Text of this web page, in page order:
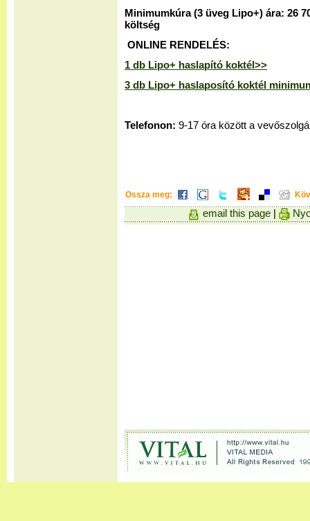
Minimumkúra (3 üveg Lipo+) ára: 26
költség
ONLINE RENDELÉS:
1 db Lipo+ haslapító koktél>>
3 db Lipo+ haslaposító koktél
Telefonon: 9-17 óra között a
Ossza meg:
email this page|